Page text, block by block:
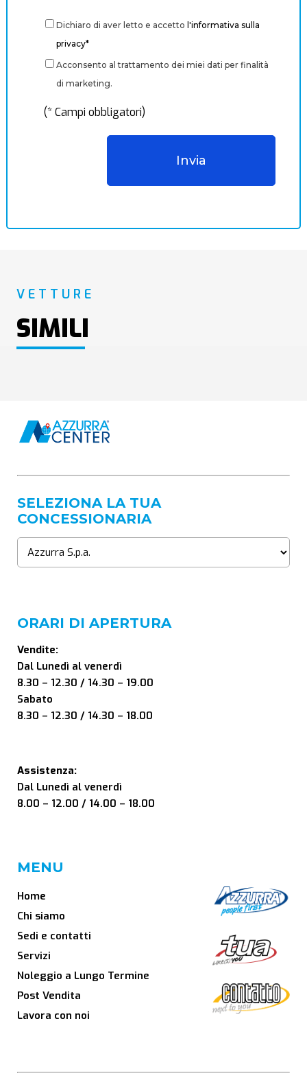
Dichiaro di aver letto e accetto l'informativa sulla
privacy*
Acconsento al trattamento dei miei dati per finalità
di marketing.
(* Campi obbligatori)
VETTURE
SIMILI
SELEZIONA LA TUA
CONCESSIONARIA
ORARI DI APERTURA
Vendite:
Dal Lunedì al venerdì
8.30 – 12.30 / 14.30 – 19.00
Sabato
8.30 – 12.30 / 14.30 – 18.00
Assistenza:
Dal Lunedì al venerdì
8.00 – 12.00 / 14.00 – 18.00
MENU
Home
Chi siamo
Sedi e contatti
Servizi
Noleggio a Lungo Termine
Post Vendita
Lavora con noi